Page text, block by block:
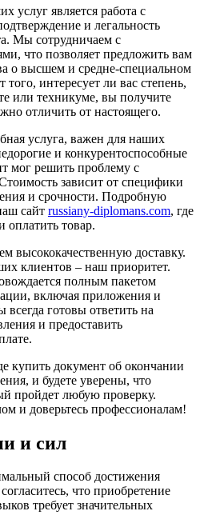
услуг является работа с
и легальность
Мы сотрудничаем с
что позволяет предложить вам
о высшем и средне-специальном
интересует ли вас степень,
или техникуме, вы получите
отличить от настоящего.
услуга, важен для наших
и конкурентоспособные
мог решить проблему с
зависит от специфики
и срочности. Подробную
сайт russiany-diplomans.com, где
оплатить товар.
высококачественную доставку.
клиентов – наш приоритет.
полным пакетом
включая приложения и
готовы ответить на
и предоставить
купить документ об окончании
и будете уверены, что
пройдет любую проверку.
и доверьтесь профессионалам!
и сил
способ достижения
что приобретение
требует значительных